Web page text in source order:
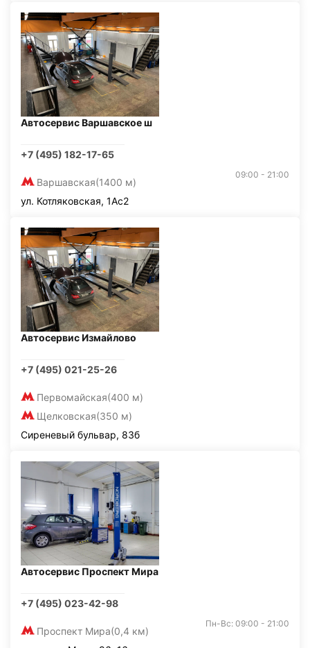
Автосервис Варшавское ш
+7 (495) 182-17-65
Варшавская(1400 м)
09:00 - 21:00
ул. Котляковская, 1Ас2
Автосервис Измайлово
+7 (495) 021-25-26
Первомайская(400 м)
Щелковская(350 м)
Сиреневый бульвар, 83б
Автосервис Проспект Мира
+7 (495) 023-42-98
Проспект Мира(0,4 км)
Пн-Вс: 09:00 - 21:00